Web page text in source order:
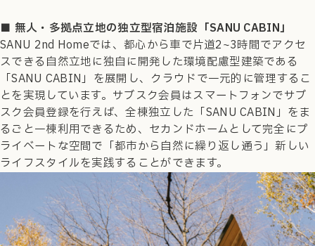
■ 無人・多拠点立地の独立型宿泊施設「SANU CABIN」
SANU 2nd Homeでは、都心から車で片道2~3時間でアクセ
スできる自然立地に独自に開発した環境配慮型建築である
「SANU CABIN」を展開し、クラウドで一元的に管理するこ
とを実現しています。サブスク会員はスマートフォンでサブ
スク会員登録を行えば、全棟独立した「SANU CABIN」をま
るごと一棟利用できるため、セカンドホームとして完全にプ
ライベートな空間で「都市から自然に繰り返し通う」新しい
ライフスタイルを実践することができます。